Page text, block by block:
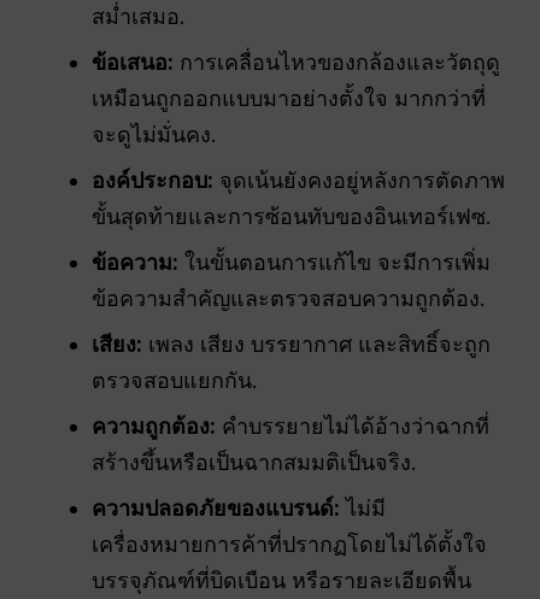
สม่ำเสมอ.
ข้อเสนอ: การเคลื่อนไหวของกล้องและวัตถุดู
เหมือนถูกออกแบบมาอย่างตั้งใจ มากกว่าที่
จะดูไม่มั่นคง.
องค์ประกอบ: จุดเน้นยังคงอยู่หลังการตัดภาพ
ขั้นสุดท้ายและการซ้อนทับของอินเทอร์เฟซ.
ข้อความ: ในขั้นตอนการแก้ไข จะมีการเพิ่ม
ข้อความสำคัญและตรวจสอบความถูกต้อง.
เสียง: เพลง เสียง บรรยากาศ และสิทธิ์จะถูก
ตรวจสอบแยกกัน.
ความถูกต้อง: คำบรรยายไม่ได้อ้างว่าฉากที่
สร้างขึ้นหรือเป็นฉากสมมติเป็นจริง.
ความปลอดภัยของแบรนด์: ไม่มี
เครื่องหมายการค้าที่ปรากฏโดยไม่ได้ตั้งใจ
บรรจุภัณฑ์ที่บิดเบือน หรือรายละเอียดพื้น